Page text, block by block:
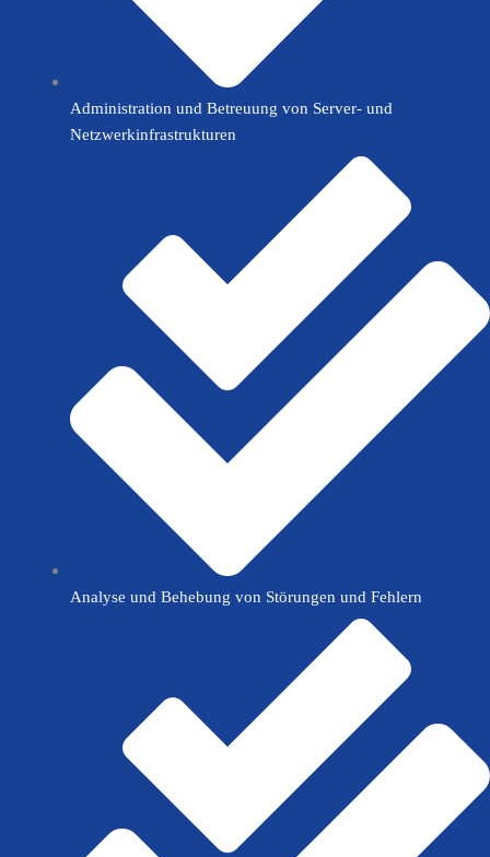
Administration und Betreuung von Server- und
Netzwerkinfrastrukturen
Analyse und Behebung von Störungen und Fehlern